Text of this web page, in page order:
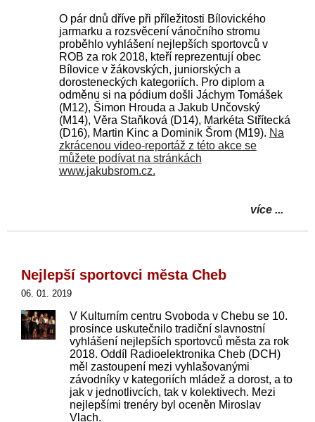
O pár dnů dříve při příležitosti Bílovického
jarmarku a rozsvěcení vánočního stromu
proběhlo vyhlášení nejlepších sportovců v
ROB za rok 2018, kteří reprezentují obec
Bílovice v žákovských, juniorských a
dorosteneckých kategoriích. Pro diplom a
odměnu si na pódium došli Jáchym Tomášek
(M12), Šimon Hrouda a Jakub Unčovský
(M14), Věra Staňková (D14), Markéta Střítecká
(D16), Martin Kinc a Dominik Šrom (M19). Na
zkrácenou video-reportáž z této akce se
můžete podívat na stránkách
www.jakubsrom.cz.
více ...
Nejlepší sportovci města Cheb
06. 01. 2019
V Kulturním centru Svoboda v Chebu se 10.
prosince uskutečnilo tradiční slavnostní
vyhlášení nejlepších sportovců města za rok
2018. Oddíl Radioelektronika Cheb (DCH)
měl zastoupení mezi vyhlašovanými
závodníky v kategoriích mládež a dorost, a to
jak v jednotlivcích, tak v kolektivech. Mezi
nejlepšími trenéry byl oceněn Miroslav
Vlach.